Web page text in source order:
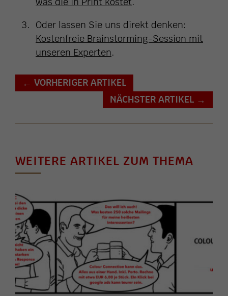
Oder lassen Sie uns direkt denken:
Kostenfreie Brainstorming-Session mit
unseren Experten.
← VORHERIGER ARTIKEL
NÄCHSTER ARTIKEL →
WEITERE ARTIKEL ZUM THEMA